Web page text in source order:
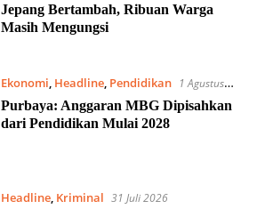
Jepang Bertambah, Ribuan Warga
Masih Mengungsi
Ekonomi, Headline, Pendidikan
1 Agustus
2026
Purbaya: Anggaran MBG Dipisahkan
dari Pendidikan Mulai 2028
Headline, Kriminal 31 Juli 2026